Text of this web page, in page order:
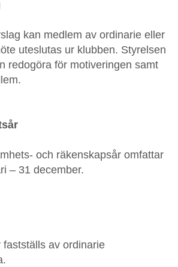
kan medlem av ordinarie eller
uteslutas ur klubben. Styrelsen
redogöra för motiveringen samt
och räkenskapsår omfattar
– 31 december.
fastställs av ordinarie